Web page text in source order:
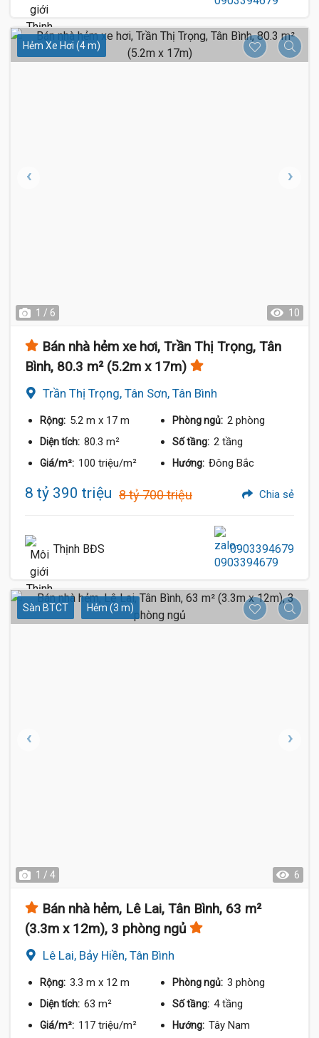
Hẻm Xe Hơi (4 m)
1 / 6 10
Bán nhà hẻm xe hơi, Trần Thị Trọng, Tân
Bình, 80.3 m² (5.2m x 17m)
Trần Thị Trọng, Tân Sơn, Tân Bình
Rộng: 5.2 m x 17 m Phòng ngủ: 2 phòng
Diện tích: 80.3 m² Số tầng: 2 tầng
Giá/m²: 100 triệu/m² Hướng: Đông Bắc
8 tỷ 390 triệu 8 tỷ 700 triệu Chia sẻ
Thịnh BĐS 0903394679
Sàn BTCT Hẻm (3 m)
1 / 4 6
Bán nhà hẻm, Lê Lai, Tân Bình, 63 m²
(3.3m x 12m), 3 phòng ngủ
Lê Lai, Bảy Hiền, Tân Bình
Rộng: 3.3 m x 12 m Phòng ngủ: 3 phòng
Diện tích: 63 m² Số tầng: 4 tầng
Giá/m²: 117 triệu/m² Hướng: Tây Nam